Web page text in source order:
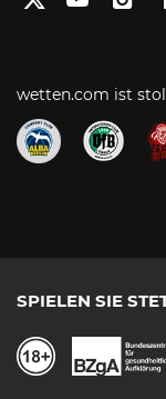
wetten.com ist
SPIELEN SIE